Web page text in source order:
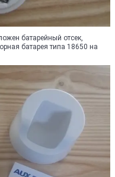
батарейный отсек,
батарея типа 18650 на